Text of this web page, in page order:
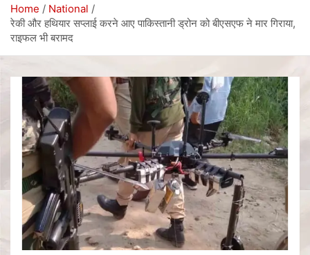
Home
National
रेकी और हथियार सप्लाई करने आए पाकिस्तानी ड्रोन को बीएसएफ ने मार गिराया,
राइफल भी बरामद